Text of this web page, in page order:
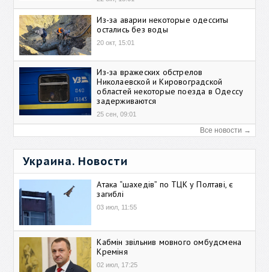
Из-за аварии некоторые одесситы
остались без воды
20 окт, 15:01
Из-за вражеских обстрелов
Николаевской и Кировоградской
областей некоторые поезда в Одессу
задерживаются
25 сен, 09:01
Все новости →
Украина. Новости
Атака “шахедів” по ТЦК у Полтаві, є
загиблі
03 июл, 11:55
Кабмін звільнив мовного омбудсмена
Креміня
02 июл, 17:25